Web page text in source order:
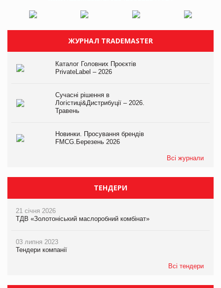
ЖУРНАЛ TRADEMASTER
Каталог Головних Проєктів
PrivateLabel – 2026
Сучасні рішення в
Логістиці&Дистрибуції – 2026.
Травень
Новинки. Просування брендів
FMCG.Березень 2026
Всі журнали
ТЕНДЕРИ
21 січня 2026
ТДВ «Золотоніський маслоробний комбінат»
03 липня 2023
Тендери компанії
Всі тендери